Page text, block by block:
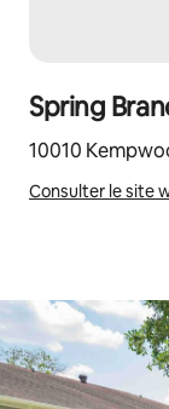
Spring
10010
Consulter le site